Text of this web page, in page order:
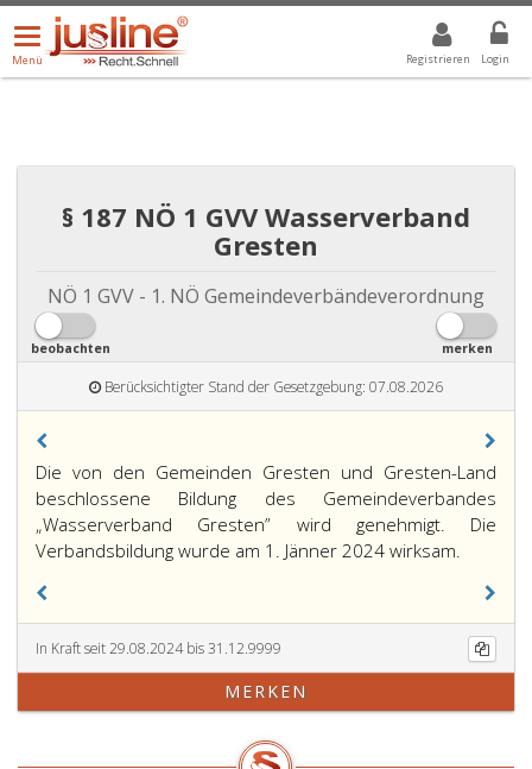
Registrieren Login
Menü
öffnen/schließen
Menü
ALLE DROPDOWN: GEWÄHLTER WERT IST ALLE
§ 187 NÖ 1 GVV Wasserverband
Gresten
NÖ 1 GVV - 1. NÖ Gemeindeverbändeverordnung
beobachten merken
Berücksichtigter Stand der Gesetzgebung: 07.08.2026
Die von den Gemeinden Gresten und Gresten-Land
beschlossene Bildung des Gemeindeverbandes
„Wasserverband Gresten” wird genehmigt. Die
Verbandsbildung wurde am 1. Jänner 2024 wirksam.
den
Gresten
und
Gresten-
In Kraft seit 29.08.2024 bis 31.12.9999
MERKEN